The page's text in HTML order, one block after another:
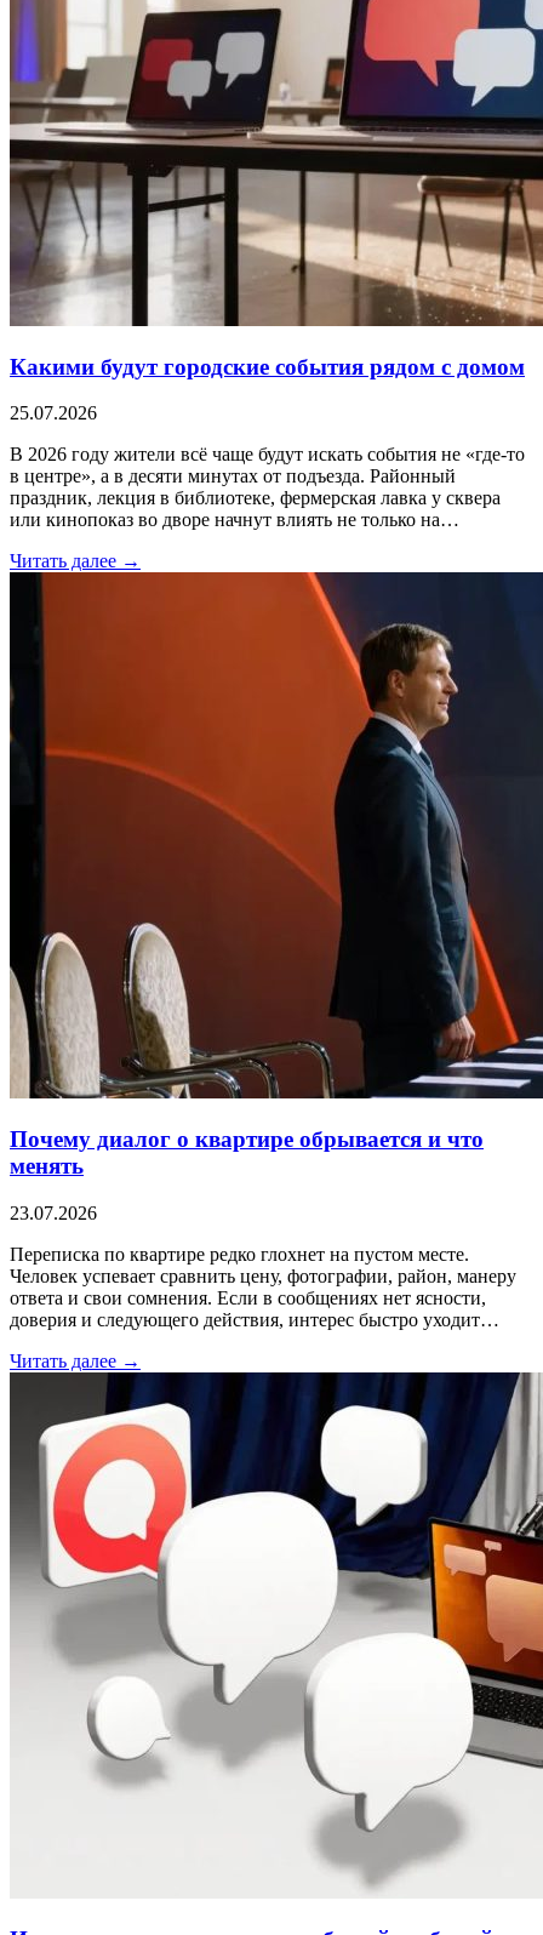
Какими будут городские события рядом с домом
25.07.2026
В 2026 году жители всё чаще будут искать события не «где-то
в центре», а в десяти минутах от подъезда. Районный
праздник, лекция в библиотеке, фермерская лавка у сквера
или кинопоказ во дворе начнут влиять не только на…
Читать далее →
Почему диалог о квартире обрывается и что
менять
23.07.2026
Переписка по квартире редко глохнет на пустом месте.
Человек успевает сравнить цену, фотографии, район, манеру
ответа и свои сомнения. Если в сообщениях нет ясности,
доверия и следующего действия, интерес быстро уходит…
Читать далее →